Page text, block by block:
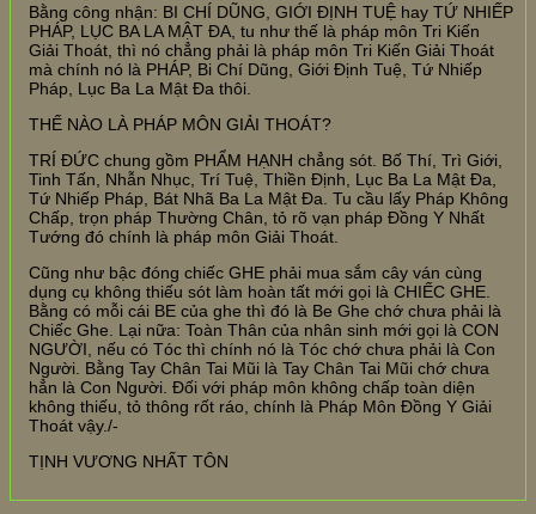
Bằng công nhận: BI CHÍ DŨNG, GIỚI ĐỊNH TUỆ hay TỨ NHIẾP
PHÁP, LỤC BA LA MẬT ĐA, tu như thế là pháp môn Tri Kiến
Giải Thoát, thì nó chẳng phải là pháp môn Tri Kiến Giải Thoát
mà chính nó là PHÁP, Bi Chí Dũng, Giới Định Tuệ, Tứ Nhiếp
Pháp, Lục Ba La Mật Đa thôi.
THẾ NÀO LÀ PHÁP MÔN GIẢI THOÁT?
TRÍ ĐỨC chung gồm PHẨM HẠNH chẳng sót. Bố Thí, Trì Giới,
Tinh Tấn, Nhẫn Nhục, Trí Tuệ, Thiền Định, Lục Ba La Mật Đa,
Tứ Nhiếp Pháp, Bát Nhã Ba La Mật Đa. Tu cầu lấy Pháp Không
Chấp, trọn pháp Thường Chân, tỏ rõ vạn pháp Đồng Y Nhất
Tướng đó chính là pháp môn Giải Thoát.
Cũng như bậc đóng chiếc GHE phải mua sắm cây ván cùng
dụng cụ không thiếu sót làm hoàn tất mới gọi là CHIẾC GHE.
Bằng có mỗi cái BE của ghe thì đó là Be Ghe chớ chưa phải là
Chiếc Ghe. Lại nữa: Toàn Thân của nhân sinh mới gọi là CON
NGƯỜI, nếu có Tóc thì chính nó là Tóc chớ chưa phải là Con
Người. Bằng Tay Chân Tai Mũi là Tay Chân Tai Mũi chớ chưa
hẳn là Con Người. Đối với pháp môn không chấp toàn diện
không thiếu, tỏ thông rốt ráo, chính là Pháp Môn Đồng Y Giải
Thoát vậy./-
TỊNH VƯƠNG NHẤT TÔN